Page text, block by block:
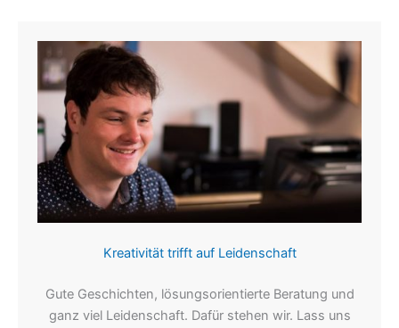
Kreativität trifft auf Leidenschaft
Gute Geschichten, lösungsorientierte Beratung und
ganz viel Leidenschaft. Dafür stehen wir. Lass uns